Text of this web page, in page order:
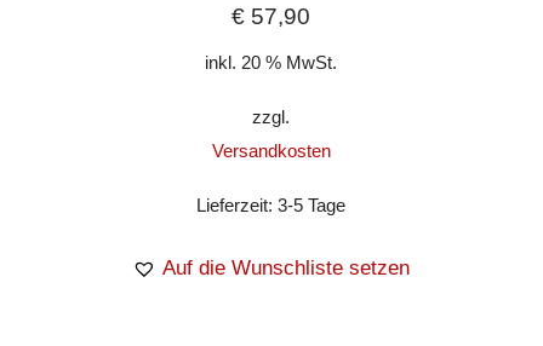
€ 57,90
inkl. 20 % MwSt.
zzgl.
Versandkosten
Lieferzeit:3-5 Tage
Auf die Wunschliste setzen